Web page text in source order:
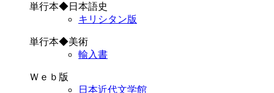
単行本◆日本語史
キリシタン版
単行本◆美術
輸入書
Ｗｅｂ版
日本近代文学館